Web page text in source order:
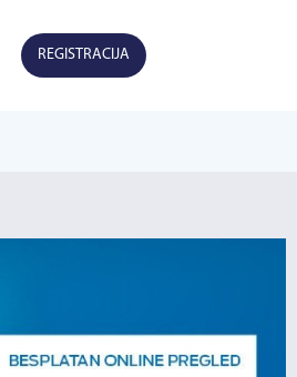
REGISTRACIJA